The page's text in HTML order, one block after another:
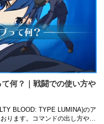
て何？｜戦闘での使い方や
BLOOD: TYPE LUMINA)のア
ります。コマンドの出し方やコ